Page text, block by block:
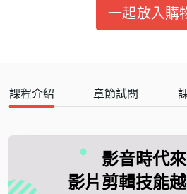
一起放入購
課程介紹 章節試閱
影音時代
影片剪輯技能